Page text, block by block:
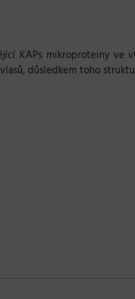
KAPs mikroproteiny ve
důsledkem toho